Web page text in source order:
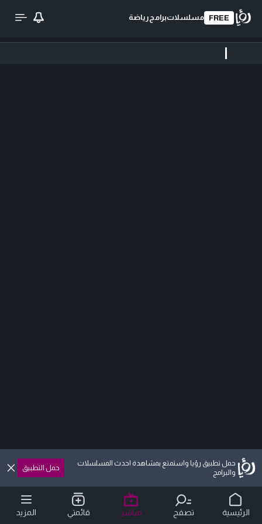
FREE مسلسلاتبرامج رياضة
حمل تطبيق رؤيا واستمتع بمشاهدة احدث المسلسلات
والبرامج
حمل التطبيق
الرئيسية تصفح مباشر قائمتي المزيد